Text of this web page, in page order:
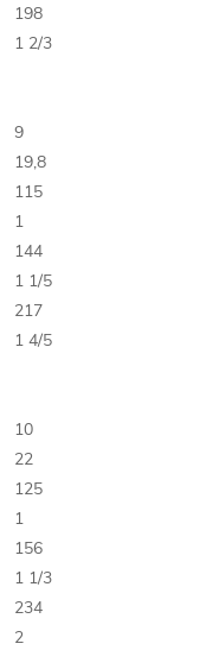
198
1 2/3
9
19,8
115
1
144
1 1/5
217
1 4/5
10
22
125
1
156
1 1/3
234
2